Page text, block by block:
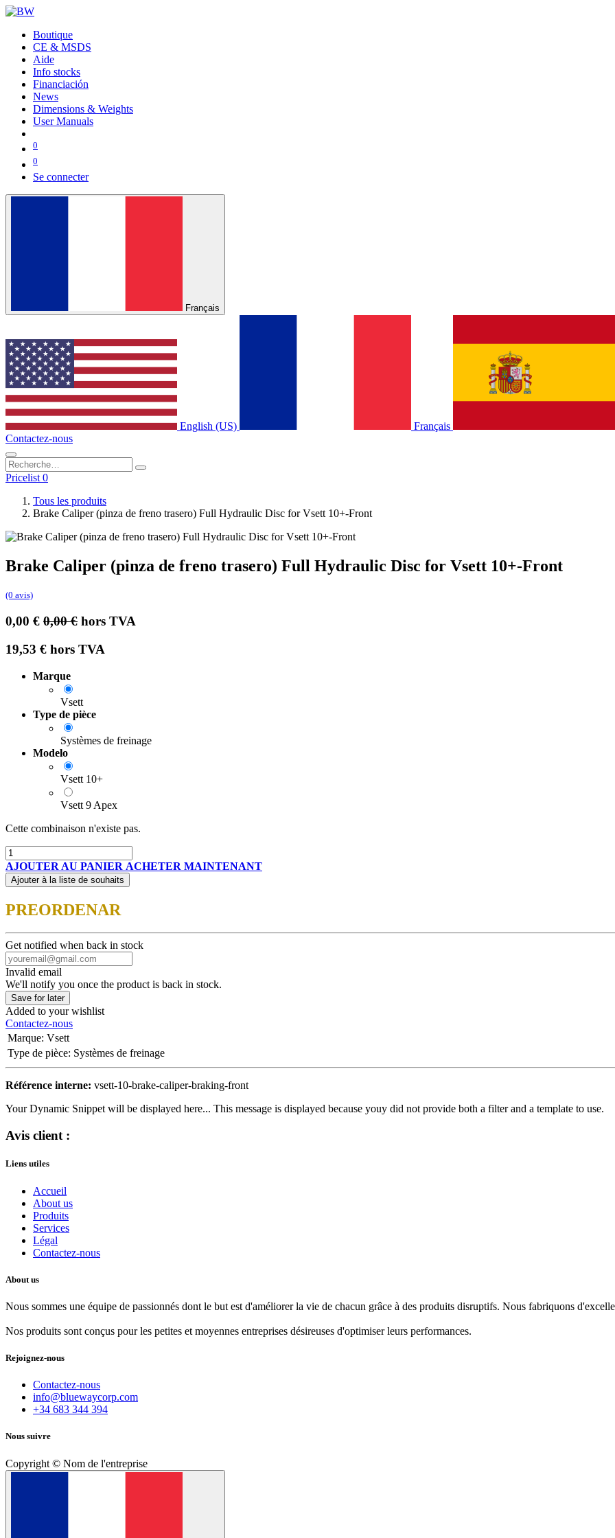
Boutique
CE & MSDS
Aide
Info stocks
Financiación
News
Dimensions & Weights
User Manuals
0
0
Se connecter
Français
English (US) Français
Contactez-nous
Pricelist 0
Tous les produits
Brake Caliper (pinza de freno trasero) Full Hydraulic Disc for Vsett 10+-Front
Brake Caliper (pinza de freno trasero) Full Hydraulic Disc for Vsett 10+-Front
(0 avis)
0,00 € 0,00€ hors TVA
19,53 € hors TVA
Marque
Vsett
Type de pièce
Systèmes de freinage
Modelo
Vsett 10+
Vsett 9 Apex
Cette combinaison n'existe pas.
AJOUTER AU PANIER ACHETER MAINTENANT
Ajouter à la liste de souhaits
PREORDENAR
Get notified when back in stock
Invalid email
We'll notify you once the product is back in stock.
Save for later
Added to your wishlist
Contactez-nous
Marque: Vsett
Type de pièce: Systèmes de freinage
Référence interne: vsett-10-brake-caliper-braking-front
Your Dynamic Snippet will be displayed here... This message is displayed because youy did not provide both a filter and a template to use.
Avis client :
Liens utiles
Accueil
About us
Produits
Services
Légal
Contactez-nous
About us
Nous sommes une équipe de passionnés dont le but est d'améliorer la vie de chacun grâce à des produits disruptifs. Nous fabriquons
Nos produits sont conçus pour les petites et moyennes entreprises désireuses d'optimiser leurs performances.
Rejoignez-nous
Contactez-nous
info@bluewaycorp.com
+34 683 344 394
Nous suivre
Copyright © Nom de l'entreprise